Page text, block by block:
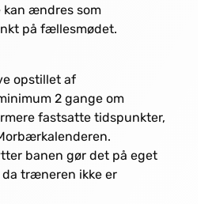
ændres som
på fællesmødet.
opstillet af
2 gange om
fastsatte tidspunkter,
banen gør det på eget
da træneren ikke er